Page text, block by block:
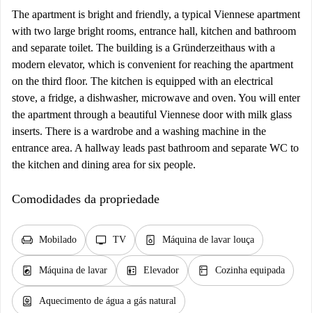
The apartment is bright and friendly, a typical Viennese apartment
with two large bright rooms, entrance hall, kitchen and bathroom
and separate toilet. The building is a Gründerzeithaus with a
modern elevator, which is convenient for reaching the apartment
on the third floor. The kitchen is equipped with an electrical
stove, a fridge, a dishwasher, microwave and oven. You will enter
the apartment through a beautiful Viennese door with milk glass
inserts. There is a wardrobe and a washing machine in the
entrance area. A hallway leads past bathroom and separate WC to
the kitchen and dining area for six people.
Comodidades da propriedade
chair Mobilado tv TV dishwasher_gen Máquina de lavar louça
local_laundry_service Máquina de lavar elevator Elevador kitchen Cozinha equipada
water_heater Aquecimento de água a gás natural